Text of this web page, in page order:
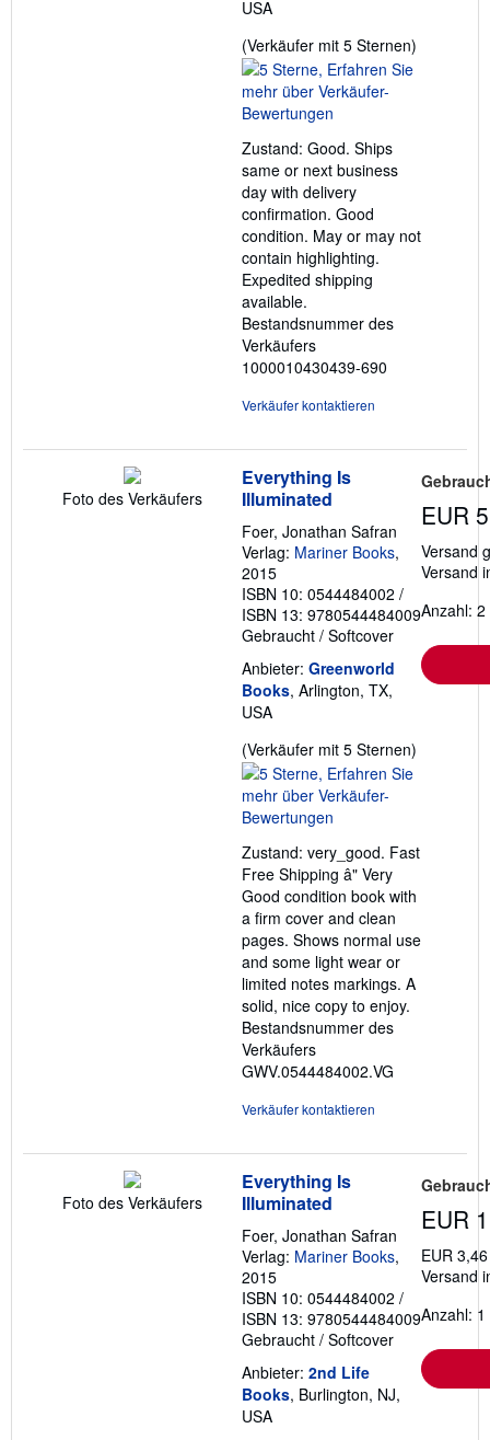
USA
(Verkäufer mit 5 Sternen)
Zustand: Good. Ships
same or next business
day with delivery
confirmation. Good
condition. May or may not
contain highlighting.
Expedited shipping
available.
Bestandsnummer des
Verkäufers
1000010430439-690
Verkäufer kontaktieren
Foto des Verkäufers
Everything Is
Illuminated
Foer, Jonathan Safran
Verlag: Mariner Books,
2015
ISBN 10: 0544484002 /
ISBN 13: 9780544484009
Gebraucht / Softcover
Anbieter: Greenworld
Books, Arlington, TX,
USA
(Verkäufer mit 5 Sternen)
Zustand: very_good. Fast
Free Shipping â" Very
Good condition book with
a firm cover and clean
pages. Shows normal use
and some light wear or
limited notes markings. A
solid, nice copy to enjoy.
Bestandsnummer des
Verkäufers
GWV.0544484002.VG
Verkäufer kontaktieren
EUR
Versand
Versand
Anzahl:
Foto des Verkäufers
Everything Is
Illuminated
Foer, Jonathan Safran
Verlag: Mariner Books,
2015
ISBN 10: 0544484002 /
ISBN 13: 9780544484009
Gebraucht / Softcover
Anbieter: 2nd Life
Books, Burlington, NJ,
USA
EUR
EUR
Versand
Anzahl: